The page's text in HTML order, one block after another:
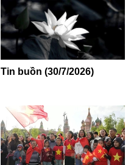
Tin buồn (30/7/2026)